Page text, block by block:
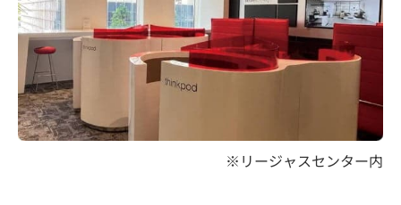
※リージャスセンター内